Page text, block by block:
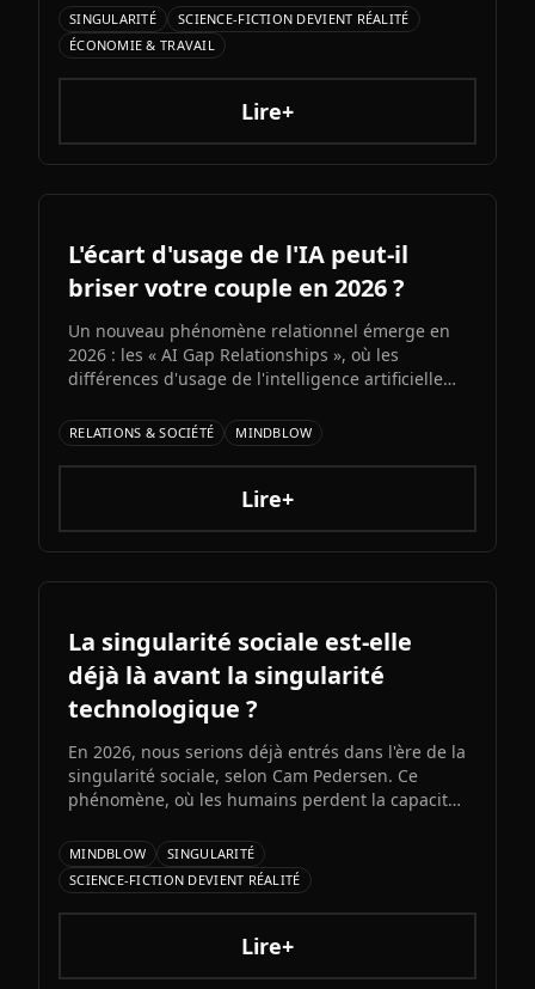
d'Elon Musk s'annonce comme l'un des paris les
plus audacieux de l'histoire de l'IA. Entre
architecture colossale, capacités multimodales
natives et ambitions AGI assumées, Grok 5
pourrait redessiner le paysage de l'intelligence
SINGULARITÉ
SCIENCE-FICTION DEVIENT RÉALITÉ
ÉCONOMIE & TRAVAIL
Lire+
L'écart d'usage de l'IA peut-il
briser votre couple en 2026 ?
Un nouveau phénomène relationnel émerge en
2026 : les « AI Gap Relationships », où les
différences d'usage de l'intelligence artificielle
productivité, l'intimité et la compatibilité.
Décryptage d'une fracture numérique qui s'invite
dans la vie de couple.
RELATIONS & SOCIÉTÉ MINDBLOW
Lire+
La singularité sociale est-elle
déjà là avant la singularité
technologique ?
En 2026, nous serions déjà entrés dans l'ère de la
singularité sociale, selon Cam Pedersen. Ce
phénomène, où les humains perdent la capacité
artificielles, précéderait la singularité
technologique attendue pour 2034.
MINDBLOW
SINGULARITÉ
SCIENCE-FICTION DEVIENT RÉALITÉ
Lire+